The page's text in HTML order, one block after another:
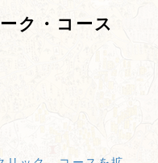
ク・コース